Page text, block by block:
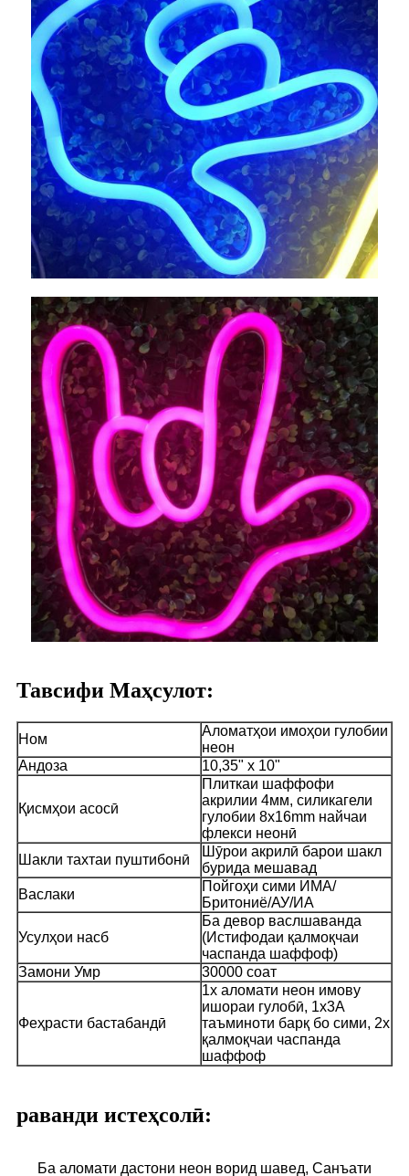
Тавсифи Маҳсулот:
Ном
Аломатҳои имоҳои гулобии
неон
Андоза
10,35" x 10"
Қисмҳои асосӣ
Плиткаи шаффофи
акрилии 4мм, силикагели
гулобии 8x16mm найчаи
флекси неонӣ
Шакли тахтаи пуштибонӣ
Шӯрои акрилӣ барои шакл
бурида мешавад
Васлаки
Пойгоҳи сими ИМА/
Бритониё/АУ/ИА
Усулҳои насб
Ба девор васлшаванда
(Истифодаи қалмоқчаи
часпанда шаффоф)
Замони Умр
30000 соат
Феҳрасти бастабандӣ
1x аломати неон имову
ишораи гулобӣ, 1х3А
таъминоти барқ ​​бо сими, 2х
қалмоқчаи часпанда
шаффоф
раванди истеҳсолӣ:
Ба аломати дастони неон ворид шавед, Санъати